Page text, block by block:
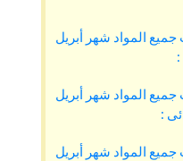
جميع المواد شهر أبريل
جميع المواد شهر أبريل
جميع المواد شهر أبريل